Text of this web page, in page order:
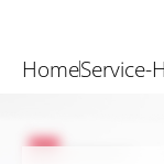
HomeService-